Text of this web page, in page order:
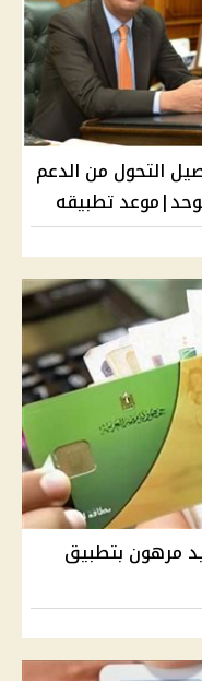
في مصر 2024: تفاصيل التحول من الدعم
تطبيقه
مرهون بتطبيق